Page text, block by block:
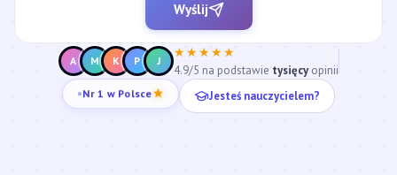
Wyślij
A M K P J
★★★★★
4.9/5 na podstawie tysięcyopinii
Nr 1 w Polsce Jesteś nauczycielem?